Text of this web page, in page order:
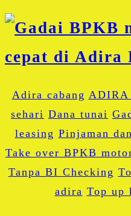
Adira cabang ADIRA
sehari Dana tunai
leasing Pinjaman
Take over BPKB
Tanpa BI Checking
adira Top up